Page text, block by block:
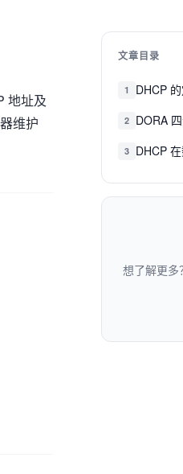
地址及
维护
文章目录
1 DHCP
2 DORA
3 DHCP
想了解更多